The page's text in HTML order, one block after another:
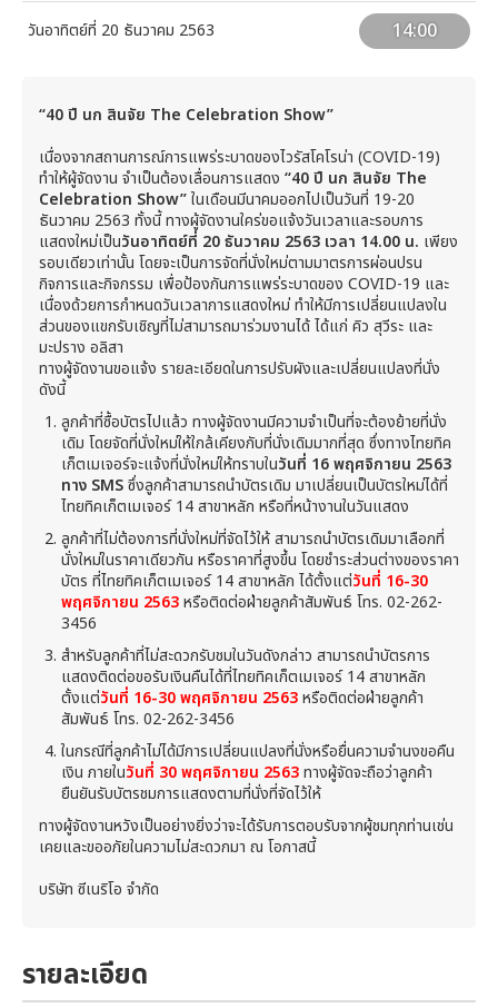
วันอาทิตย์ที่ 20 ธันวาคม 2563 14:00
“40 ปี นก สินจัย The Celebration Show”
เนื่องจากสถานการณ์การแพร่ระบาดของไวรัสโคโรน่า (COVID-19)
ทำให้ผู้จัดงาน จำเป็นต้องเลื่อนการแสดง “40 ปี นก สินจัย The
Celebration Show”ในเดือนมีนาคมออกไปเป็นวันที่ 19-20
ธันวาคม 2563 ทั้งนี้ ทางผู้จัดงานใคร่ขอแจ้งวันเวลาและรอบการ
แสดงใหม่เป็นวันอาทิตย์ที่ 20 ธันวาคม 2563 เวลา 14.00 น. เพียง
รอบเดียวเท่านั้น โดยจะเป็นการจัดที่นั่งใหม่ตามมาตรการผ่อนปรน
กิจการและกิจกรรม เพื่อป้องกันการแพร่ระบาดของ COVID-19 และ
เนื่องด้วยการกำหนดวันเวลาการแสดงใหม่ ทำให้มีการเปลี่ยนแปลงใน
ส่วนของแขกรับเชิญที่ไม่สามารถมาร่วมงานได้ ได้แก่ คิว สุวีระ และ
มะปราง อลิสา
ทางผู้จัดงานขอแจ้ง รายละเอียดในการปรับผังและเปลี่ยนแปลงที่นั่ง
ดังนี้
ลูกค้าที่ซื้อบัตรไปแล้ว ทางผู้จัดงานมีความจำเป็นที่จะต้องย้ายที่นั่ง
เดิม โดยจัดที่นั่งใหม่ให้ใกล้เคียงกับที่นั่งเดิมมากที่สุด ซึ่งทางไทยทิค
เก็ตเมเจอร์จะแจ้งที่นั่งใหม่ให้ทราบในวันที่ 16 พฤศจิกายน 2563
ทาง SMSซึ่งลูกค้าสามารถนำบัตรเดิม มาเปลี่ยนเป็นบัตรใหม่ได้ที่
ไทยทิคเก็ตเมเจอร์ 14 สาขาหลัก หรือที่หน้างานในวันแสดง
ลูกค้าที่ไม่ต้องการที่นั่งใหม่ที่จัดไว้ให้ สามารถนำบัตรเดิมมาเลือกที่
นั่งใหม่ในราคาเดียวกัน หรือราคาที่สูงขึ้น โดยชำระส่วนต่างของราคา
บัตร ที่ไทยทิคเก็ตเมเจอร์ 14 สาขาหลัก ได้ตั้งแต่วันที่ 16-30
พฤศจิกายน 2563หรือติดต่อฝ่ายลูกค้าสัมพันธ์ โทร. 02-262-
3456
สำหรับลูกค้าที่ไม่สะดวกรับชมในวันดังกล่าว สามารถนำบัตรการ
แสดงติดต่อขอรับเงินคืนได้ที่ไทยทิคเก็ตเมเจอร์ 14 สาขาหลัก
ตั้งแต่วันที่ 16-30 พฤศจิกายน 2563หรือติดต่อฝ่ายลูกค้า
สัมพันธ์ โทร. 02-262-3456
ในกรณีที่ลูกค้าไม่ได้มีการเปลี่ยนแปลงที่นั่งหรือยื่นความจำนงขอคืน
เงิน ภายในวันที่ 30 พฤศจิกายน 2563ทางผู้จัดจะถือว่าลูกค้า
ยืนยันรับบัตรชมการแสดงตามที่นั่งที่จัดไว้ให้
ทางผู้จัดงานหวังเป็นอย่างยิ่งว่าจะได้รับการตอบรับจากผู้ชมทุกท่านเช่น
เคยและขออภัยในความไม่สะดวกมา ณ โอกาสนี้
บริษัท ซีเนริโอ จำกัด
รายละเอียด